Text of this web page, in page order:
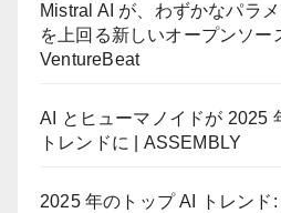
Mistral AI が、わずかなパラ
を上回る新しいオープンソー
VentureBeat
AI とヒューマノイドが 2025
トレンドに | ASSEMBLY
2025 年のトップ AI トレンド